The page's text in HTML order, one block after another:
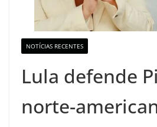
NOTÍCIAS RECENTES
Lula defende
norte-